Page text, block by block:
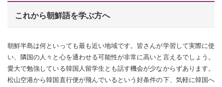
これから朝鮮語を学ぶ方へ
朝鮮半島は何といっても最も近い地域です。皆さんが学習して実際に使
い、隣国の人々と心を通わせる可能性が非常に高いと言えるでしょう。
愛大で勉強している韓国人留学生とも話す機会が少なからずあります。
松山空港から韓国直行便が飛んでいるという好条件の下、気軽に韓国へ